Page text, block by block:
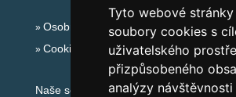
Tyto webové
soubory cookies s
uživatelského
přizpůsobeného
analýzy
Osobní údaje
Cookies
Naše servery: